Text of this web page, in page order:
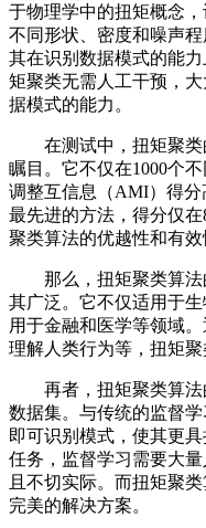
于物理学中的扭矩概念
不同形状、密度和噪声
其在识别数据模式的能
矩聚类无需人工干预，
据模式的能力。
在测试中，扭矩聚类
瞩目。它不仅在1000个
调整互信息（AMI）得分
最先进的方法，得分仅
聚类算法的优越性和有效
那么，扭矩聚类算法
其广泛。它不仅适用于
用于金融和医学等领域
理解人类行为等，扭矩聚
再者，扭矩聚类算法
数据集。与传统的监督
即可识别模式，使其更
任务，监督学习需要大
且不切实际。而扭矩聚
完美的解决方案。